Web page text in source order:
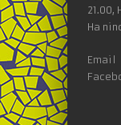
21.00,
Ha
Email